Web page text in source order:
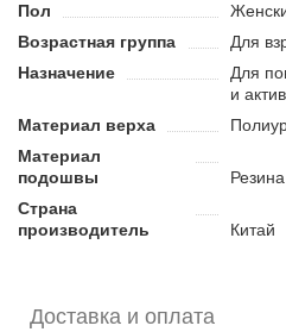
Преимущества:
Дизайн кроссовок хорошо
спортивной одеждой.
Текстильные вставки
комфортную температуру
Нескользящая и
Пол
Возрастная группа
Для
Назначение
Для
и
Материал верха
Материал
подошвы
Страна
производитель
Китай
Доставка и оплата